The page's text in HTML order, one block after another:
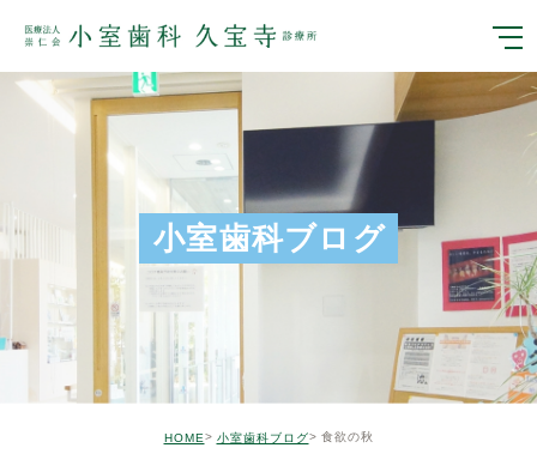
小室歯科ブログ
HOME 小室歯科ブログ 食欲の秋